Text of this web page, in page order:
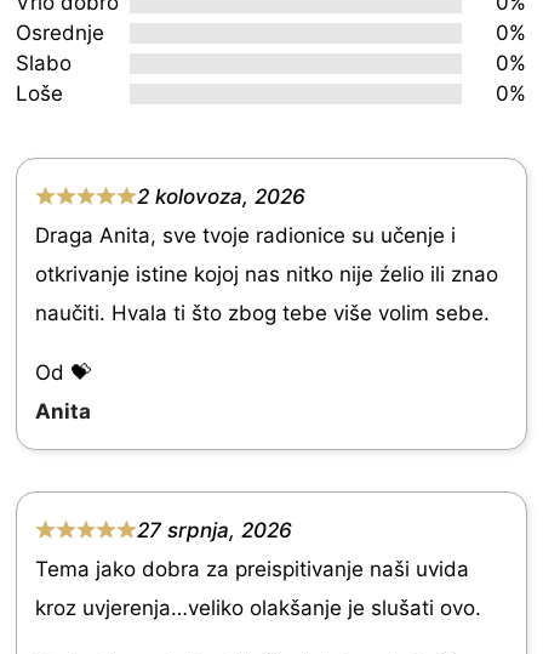
of
Osrednje
0%
Slabo
0%
Loše
0%
d
5
.
0
o
u
t
2 kolovoza, 2026
Draga Anita, sve tvoje radionice su učenje i
otkrivanje istine kojoj nas nitko nije źelio ili znao
naučiti. Hvala ti što zbog tebe više volim sebe.
Od 💝
Anita
a
27 srpnja, 2026
Tema jako dobra za preispitivanje naši uvida
kroz uvjerenja…veliko olakšanje je slušati ovo.